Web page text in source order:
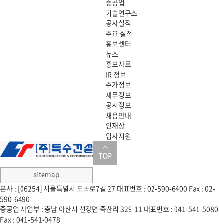
중공업
기술연구소
공사실적
주요 실적
홍보센터
뉴스
홍보자료
IR 정보
주가정보
재무정보
공시정보
채용안내
인재상
입사지원
본사 : [06254] 서울특별시 도곡로7길 27 대표번호 : 02-590-6400 Fax : 02-
590-6490
중공업 사업부 : 충남 아산시 선장면 죽산리 329-11 대표번호 : 041-541-5080
Fax : 041-541-0478